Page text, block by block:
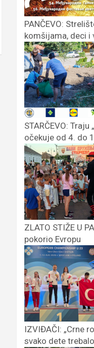
PANČEVO:
komšijama, deci i
STARČEVO: Traju
očekuje od 4. do
ZLATO STIŽE U
pokorio Evropu
IZVIĐAČI: „Crne
svako dete